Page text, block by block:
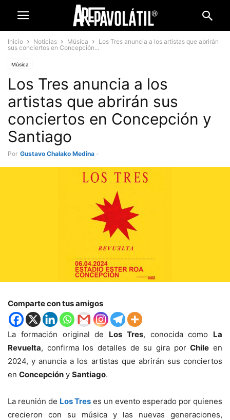
Inicio Noticias Música
Los Tres anuncia a los artistas que abrirán
sus conciertos en Concepción...
Música
Los Tres anuncia a los
artistas que abrirán sus
conciertos en Concepción y
Santiago
Por Gustavo Chalako Medina -
Comparte con tus amigos
La formación original de Los Tres, conocida como La
Revuelta, confirma los detalles de su gira porChile en
2024, y anuncia a los artistas que abrirán sus conciertos
en Concepción y Santiago.
La reunión de Los Tres es un evento esperado por quienes
crecieron con su música y las nuevas generaciones,